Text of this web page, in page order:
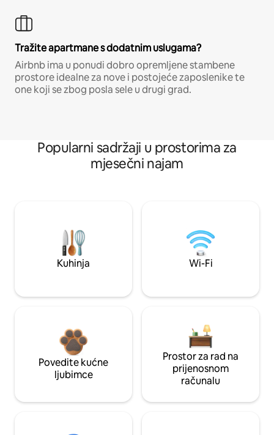
Tražite apartmane s dodatnim uslugama?
Airbnb ima u ponudi dobro opremljene stambene
prostore idealne za nove i postojeće zaposlenike te
one koji se zbog posla sele u drugi grad.
Popularni sadržaji u prostorima za
mjesečni najam
Kuhinja Wi-Fi
Povedite kućne
ljubimce
Prostor za rad na
prijenosnom
računalu